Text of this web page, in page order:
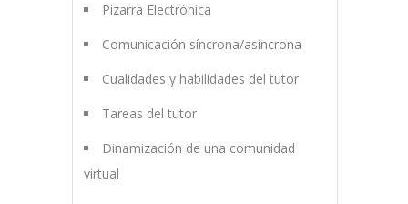
Pizarra Electrónica
Comunicación síncrona/asíncrona
Cualidades y habilidades del tutor
Tareas del tutor
Dinamización de una comunidad
virtual